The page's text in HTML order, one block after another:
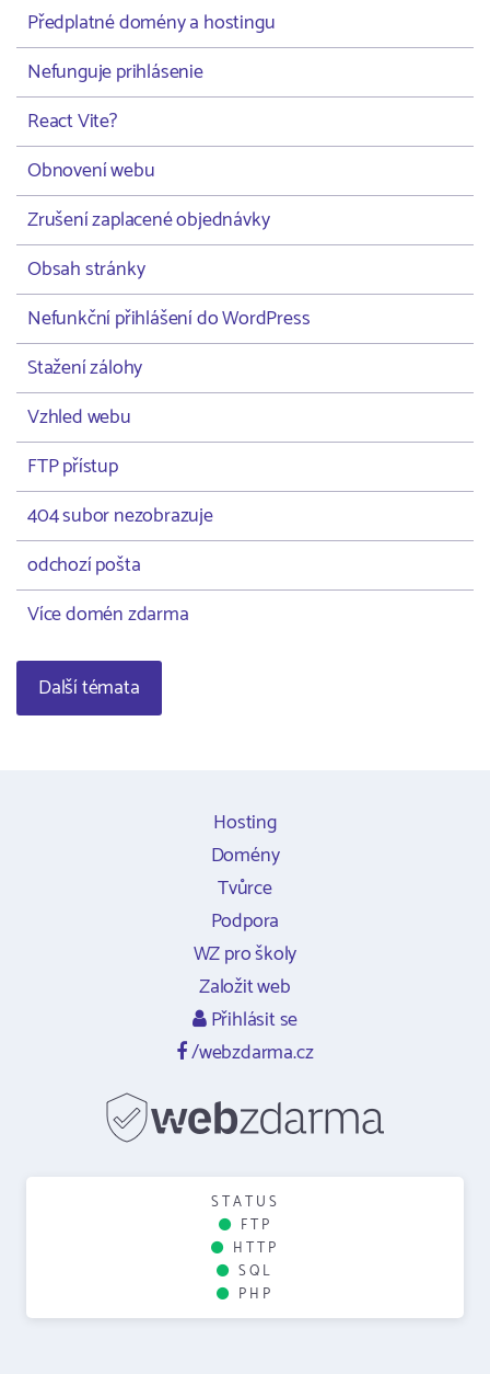
Předplatné domény a hostingu
Nefunguje prihlásenie
React Vite?
Obnovení webu
Zrušení zaplacené objednávky
Obsah stránky
Nefunkční přihlášení do WordPress
Stažení zálohy
Vzhled webu
FTP přístup
404 subor nezobrazuje
odchozí pošta
Více domén zdarma
Další témata
Hosting
Domény
Tvůrce
Podpora
WZ pro školy
Založit web
Přihlásit se
/webzdarma.cz
STATUS
FTP
HTTP
SQL
PHP